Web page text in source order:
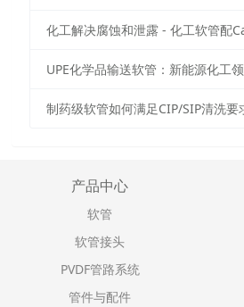
化工解决腐蚀和泄露 - 化工软管配
UPE化学品输送软管：新能源化工
制药级软管如何满足CIP/SIP清洗要
产品中心
软管
软管接头
PVDF管路系统
管件与配件